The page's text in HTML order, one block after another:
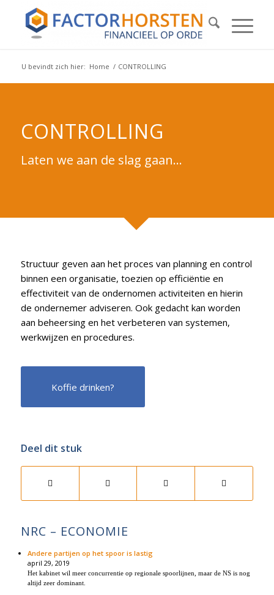
U bevindt zich hier: Home / CONTROLLING
CONTROLLING
Laten we aan de slag gaan…
Structuur geven aan het proces van planning en control
binnen een organisatie, toezien op efficiëntie en
effectiviteit van de ondernomen activiteiten en hierin
de ondernemer adviseren. Ook gedacht kan worden
aan beheersing en het verbeteren van systemen,
werkwijzen en procedures.
Koffie drinken?
Deel dit stuk
NRC – ECONOMIE
Andere partijen op het spoor is lastig
april 29, 2019
Het kabinet wil meer concurrentie op regionale spoorlijnen, maar de NS is nog
altijd zeer dominant.